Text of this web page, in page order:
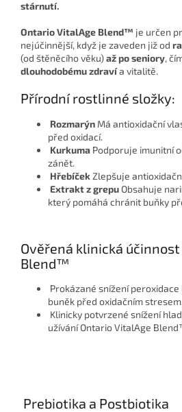
stárnutí.
OntarioVitalAge Blend™ je určen
nejúčinnější, když je zaveden již od
(od štěněcího věku)až po seniory,
dlouhodobému zdravía vitalitě.
Přírodní rostlinné složky:
Rozmarýn Má antioxidační
před oxidací.
Kurkuma Podporuje imunitní
zánět.
HřebíčekZlepšuje
Extrakt z grepu Obsahuje
který pomáhá chránit buňky
Ověřená klinická
Blend™
Prokázané snížení peroxidace
buněk před oxidačním stresem.
Klinicky potvrzené snížení
užívání Ontario VitalAge
Prebiotika a Postbiotika